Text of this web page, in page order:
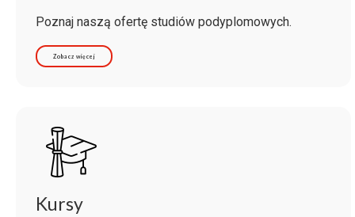
Poznaj naszą ofertę studiów podyplomowych.
Zobacz więcej
Kursy